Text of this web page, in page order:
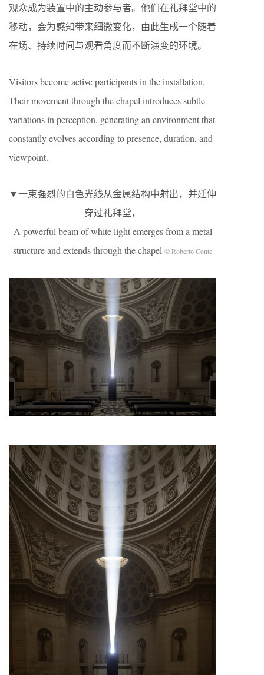
观众成为装置中的主动参与者。他们在礼拜堂中的
移动，会为感知带来细微变化，由此生成一个随着
在场、持续时间与观看角度而不断演变的环境。
Visitors become active participants in the installation.
Their movement through the chapel introduces subtle
variations in perception, generating an environment that
constantly evolves according to presence, duration, and
viewpoint.
▼一束强烈的白色光线从金属结构中射出，并延伸
穿过礼拜堂，
A powerful beam of white light emerges from a metal
structure and extends through the chapel © Roberto Conte